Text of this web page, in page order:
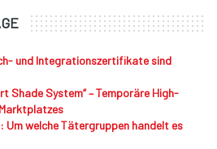
und Integrationszertifikate sind
Shade System“ – Temporäre High-
Um welche Tätergruppen handelt es